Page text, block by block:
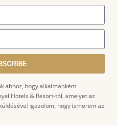
ahhoz, hogy alkalmanként
Hotels & Resort-tól, amelyet az
igazolom, hogy ismerem az